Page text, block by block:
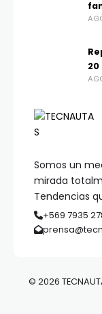
Somos un
mirada
Tendencias
+569 7935
© 2026